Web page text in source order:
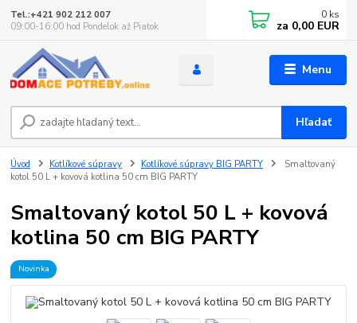
Menu
Hľadať
Tel.:+421 902 212 007
09:00-16:00 hod Pondelok až Piatok
0 ks
za 0,00 EUR
Úvod Kotlíkové súpravy Kotlíkové súpravy BIG PARTY
Smaltovaný
kotol 50 L + kovová kotlina 50 cm BIG PARTY
Smaltovaný kotol 50 L + kovová
kotlina 50 cm BIG PARTY
Novinka